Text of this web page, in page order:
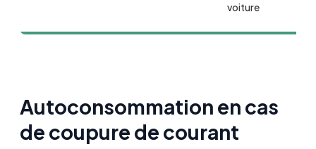
voiture
Autoconsommation en cas
de coupure de courant